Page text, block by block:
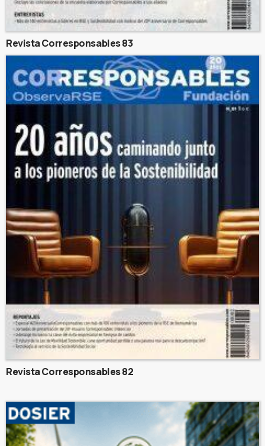
Revista Corresponsables 83
Revista Corresponsables 82